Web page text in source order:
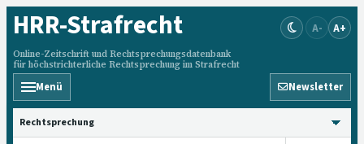
HRR-Strafrecht
Online-Zeitschrift und Rechtsprechungsdatenbank
für höchstrichterliche Rechtsprechung im Strafrecht
A- A+
Menü Newsletter
HRRS durchsuchen